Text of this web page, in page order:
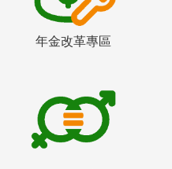
年金改革專區